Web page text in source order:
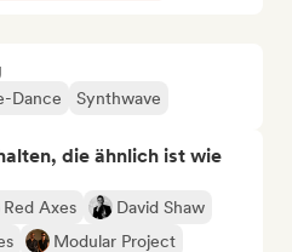
Dance Synthwave
die ähnlich ist wie
Red Axes
David Shaw
Modular Project